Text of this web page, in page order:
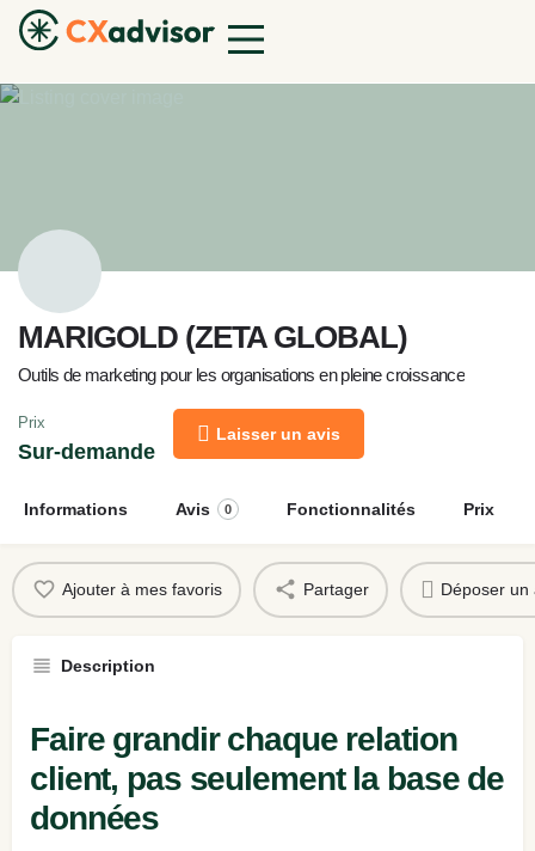
MARIGOLD (ZETA GLOBAL)
Outils de marketing pour les organisations en pleine croissance
Prix
Sur-demande
Laisser un avis
Informations Avis 0 Fonctionnalités Prix
Ajouter à mes favoris Partager Déposer un
Description
Faire grandir chaque relation
client, pas seulement la base de
données